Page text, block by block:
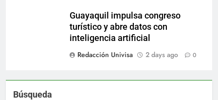
Guayaquil impulsa congreso
turístico y abre datos con
inteligencia artificial
Redacción Univisa
2 days ago 0
Búsqueda